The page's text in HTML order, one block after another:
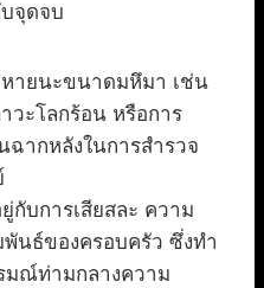
จุดจบ
ายนะขนาดมหึมา เช่น
วะโลกร้อน หรือการ
ฉากหลังในการสำรวจ
กับการเสียสละ ความ
นธ์ของครอบครัว ซึ่งทำ
มณ์ท่ามกลางความ